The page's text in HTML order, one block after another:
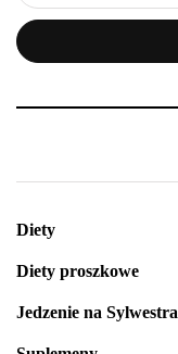
Diety
Diety proszkowe
Jedzenie na Sylwestra